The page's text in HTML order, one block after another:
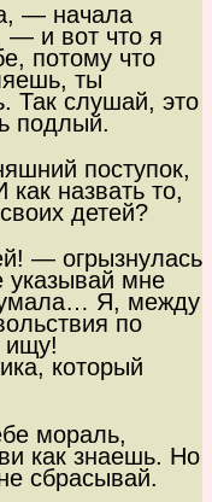
— начала
— и вот что я
потому что
ты
Так слушай, это
подлый.
поступок,
назвать то,
детей?
— огрызнулась
указывай мне
Я, между
по
ищу!
который
мораль,
как знаешь. Но
сбрасывай.